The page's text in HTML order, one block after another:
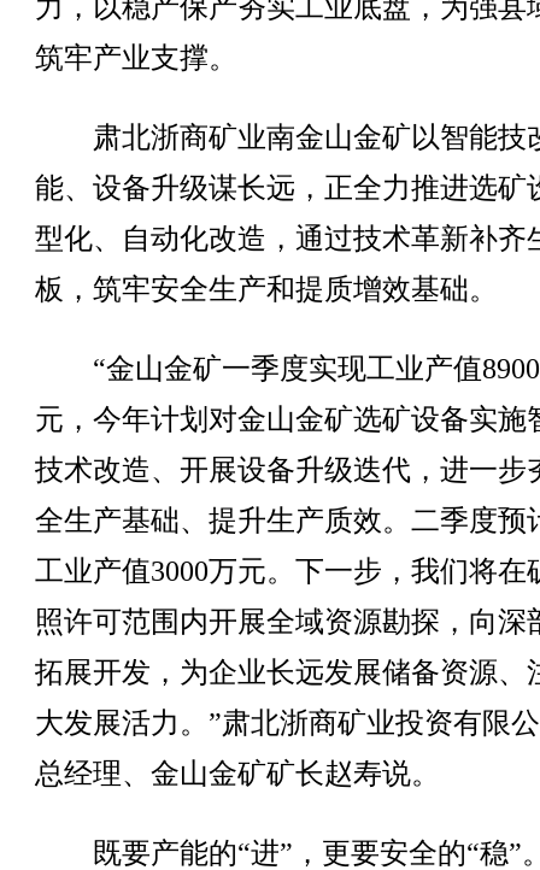
力，以稳产保产夯实工业底盘，为强县
筑牢产业支撑。
肃北浙商矿业南金山金矿以智能技
能、设备升级谋长远，正全力推进选矿
型化、自动化改造，通过技术革新补齐
板，筑牢安全生产和提质增效基础。
“金山金矿一季度实现工业产值
元，今年计划对金山金矿选矿设备实施
技术改造、开展设备升级迭代，进一步
全生产基础、提升生产质效。二季度预
工业产值3000万元。下一步，我们将在
照许可范围内开展全域资源勘探，向深
拓展开发，为企业长远发展储备资源、
大发展活力。”肃北浙商矿业投资有限
总经理、金山金矿矿长赵寿说。
既要产能的“进”，更要安全的“稳”